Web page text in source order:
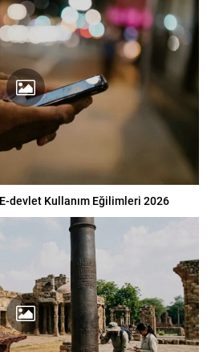
devlet Kullanım Eğilimleri 2026